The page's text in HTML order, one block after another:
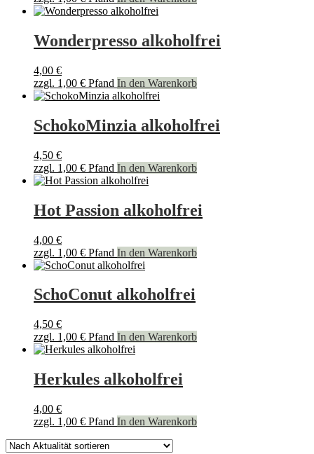
Wonderpresso alkoholfrei
4,00 €
zzgl. 1,00 € Pfand In den Warenkorb
SchokoMinzia alkoholfrei
4,50 €
zzgl. 1,00 € Pfand In den Warenkorb
Hot Passion alkoholfrei
4,00 €
zzgl. 1,00 € Pfand In den Warenkorb
SchoConut alkoholfrei
4,50 €
zzgl. 1,00 € Pfand In den Warenkorb
Herkules alkoholfrei
4,00 €
zzgl. 1,00 € Pfand In den Warenkorb